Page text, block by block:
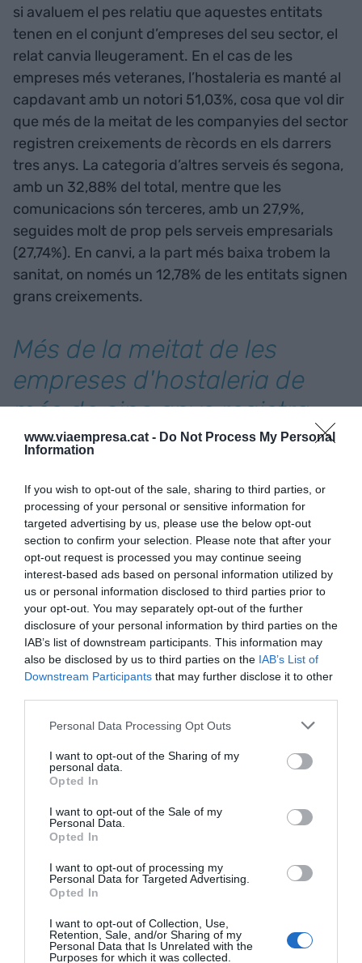
www.viaempresa.cat - Do Not Process My Personal
Information
If you wish to opt-out of the sale, sharing to third parties, or
processing of your personal or sensitive information for
targeted advertising by us, please use the below opt-out
section to confirm your selection. Please note that after your
opt-out request is processed you may continue seeing
interest-based ads based on personal information utilized by
us or personal information disclosed to third parties prior to
your opt-out. You may separately opt-out of the further
disclosure of your personal information by third parties on the
IAB’s list of downstream participants. This information may
also be disclosed by us to third parties on the IAB’s List of
Downstream Participants that may further disclose it to other
Personal Data Processing Opt Outs
I want to opt-out of the Sharing of my
personal data.
Opted In
I want to opt-out of the Sale of my
Personal Data.
Opted In
I want to opt-out of processing my
Personal Data for Targeted Advertising.
Opted In
I want to opt-out of Collection, Use,
Retention, Sale, and/or Sharing of my
Personal Data that Is Unrelated with the
Purposes for which it was collected.
si avaluem el pes relatiu que aquestes entitats
tenen en el conjunt d’empreses del seu sector, el
relat canvia lleugerament. En el cas de les
empreses més veteranes, l’hostaleria es manté al
capdavant amb un notori 51,03%, cosa que vol dir
que més de la meitat de les companyies del sector
registren creixements de rècords en els darrers
tres anys. La categoria d’altres serveis és segona,
amb un 32,88% del total, mentre que les
comunicacions són terceres, amb un 27,9%,
seguides molt de prop pels serveis empresarials
(27,74%). En canvi, a la part més baixa trobem la
sanitat, on només un 12,78% de les entitats signen
grans creixements.
Més de la meitat de les
empreses d'hostaleria de
més de cinc anys registra
creixements interanuals del
En el cas de les empreses gaseles, l’hostaleria
torna a liderar amb un 1,99% de les empreses del
sector, xifra que més que duplica la mitjana del
0,84% que representen totes les gaseles dins del
conjunt d’empreses espanyoles. Només hi ha dos
altres sectors que superen el llindar de l’1% dins
dels seus sectors: les comunicacions, amb un
1,51%, i els serveis empresarials, amb un 1,01%. A
gasela a l’Estat que representa el 0,28% del seu
sector.
La incidència de
l'especialització
tecnològica
bon rendiment de les empreses que més creixen
a l’Estat és la seva especialització tecnològica.